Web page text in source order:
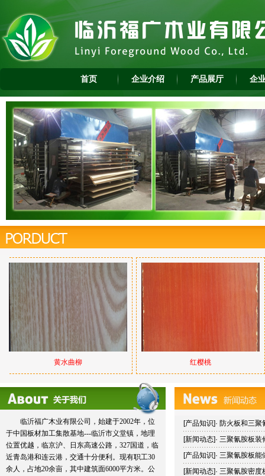
首页 企业介绍 产品展厅 企
黄水曲柳 红樱桃
临沂福广木业有限公司，始建于2002年，位
于中国板材加工集散基地---临沂市义堂镇，地理
位置优越，临京沪、日东高速公路，327国道，临
近青岛港和连云港，交通十分便利。现有职工30
余人，占地20余亩，其中建筑面6000平方米。公
[产品知识]· 防火板和三聚
[新闻动态]· 三聚氰胺板装
[产品知识]· 三聚氰胺板能
[新闻动态]· 三聚氰胺密度